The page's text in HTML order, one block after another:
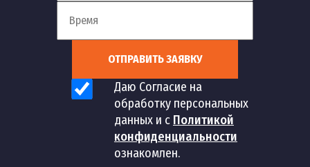
ОТПРАВИТЬ ЗАЯВКУ
Даю Согласие на
обработку персональных
данных и с Политикой
конфиденциальности
ознакомлен.